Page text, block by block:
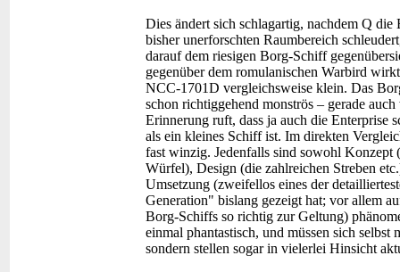
Dies ändert sich schlagartig, nachdem Q die
bisher unerforschten Raumbereich
darauf dem riesigen Borg-Schiff
gegenüber dem romulanischen Warbird
NCC-1701D vergleichsweise klein. Das
schon richtiggehend monströs – gerade
Erinnerung ruft, dass ja auch die Enterprise
als ein kleines Schiff ist. Im direkten
fast winzig. Jedenfalls sind sowohl Konzept
Würfel), Design (die zahlreichen Streben
Umsetzung (zweifellos eines der
Generation" bislang gezeigt hat; vor allem
Borg-Schiffs so richtig zur Geltung)
einmal phantastisch, und müssen sich selbst
sondern stellen sogar in vielerlei Hinsicht